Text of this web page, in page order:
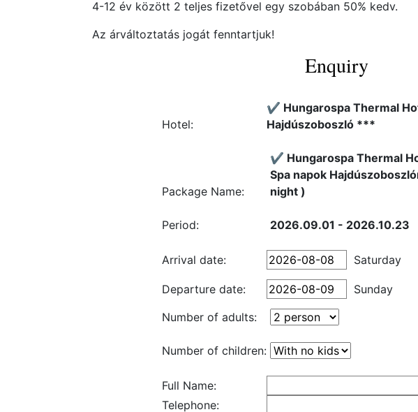
4-12 év között 2 teljes fizetővel egy szobában 50% kedv.
Az árváltoztatás jogát fenntartjuk!
Enquiry
Hotel:
✔️ Hungarospa Thermal
Hajdúszoboszló ***
Package Name:
✔️ Hungarospa Thermal
Spa napok
night )
Period: 2026.09.01 - 2026.10.23
Arrival date: Saturday
Departure date:
Sunday
Number of adults:
Number of children:
Full Name:
Telephone: